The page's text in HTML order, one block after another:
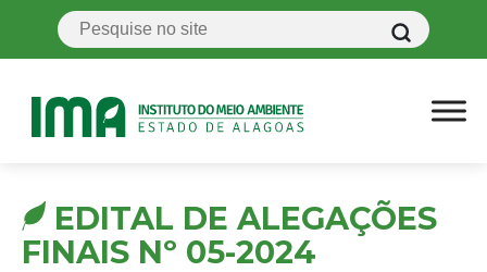
EDITAL DE ALEGAÇÕES
FINAIS Nº 05-2024